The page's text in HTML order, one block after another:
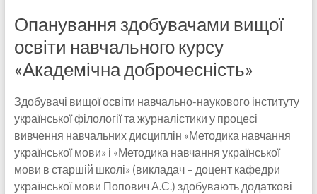
Опанування здобувачами вищої
освіти навчального курсу
«Академічна доброчесність»
Здобувачі вищої освіти навчально-наукового інституту
української філології та журналістики у процесі
вивчення навчальних дисциплін «Методика навчання
української мови» і «Методика навчання української
мови в старшій школі» (викладач – доцент кафедри
української мови Попович А.С.) здобувають додаткові